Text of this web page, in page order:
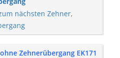
nächsten Zehner,
Zehnerübergang EK171